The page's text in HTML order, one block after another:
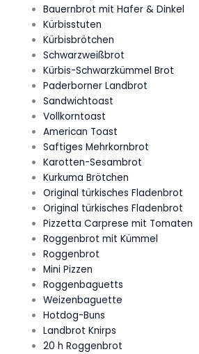
Bauernbrot mit Hafer & Dinkel
Kürbisstuten
Kürbisbrötchen
Schwarzweißbrot
Kürbis-Schwarzkümmel Brot
Paderborner Landbrot
Sandwichtoast
Vollkorntoast
American Toast
Saftiges Mehrkornbrot
Karotten-Sesambrot
Kurkuma Brötchen
Original türkisches Fladenbrot
Original türkisches Fladenbrot
Pizzetta Carprese mit Tomaten
Roggenbrot mit Kümmel
Roggenbrot
Mini Pizzen
Roggenbaguetts
Weizenbaguette
Hotdog-Buns
Landbrot Knirps
20 h Roggenbrot